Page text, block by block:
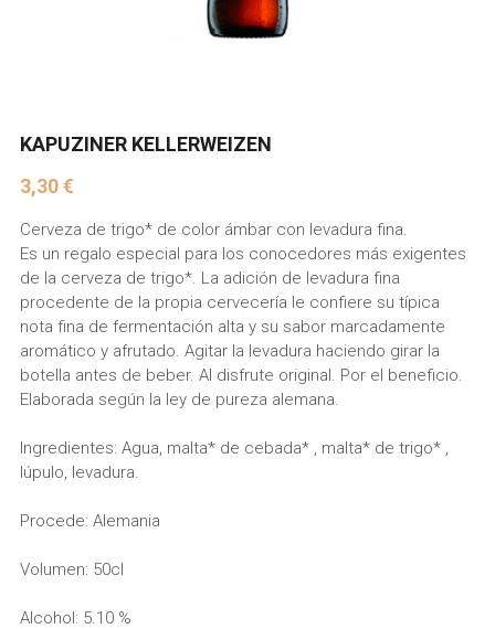
KAPUZINER KELLERWEIZEN
3,30 €
Cerveza de trigo* de color ámbar con levadura fina.
Es un regalo especial para los conocedores más exigentes
de la cerveza de trigo*. La adición de levadura fina
procedente de la propia cervecería le confiere su típica
nota fina de fermentación alta y su sabor marcadamente
aromático y afrutado. Agitar la levadura haciendo girar la
botella antes de beber. Al disfrute original. Por el beneficio.
Elaborada según la ley de pureza alemana.
Ingredientes: Agua, malta* de cebada* , malta* de trigo* ,
lúpulo, levadura.
Procede: Alemania
Volumen: 50cl
Alcohol: 5.10 %